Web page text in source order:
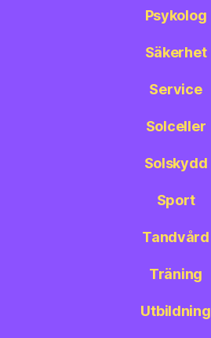
Psykolog
Säkerhet
Service
Solceller
Solskydd
Sport
Tandvård
Träning
Utbildning